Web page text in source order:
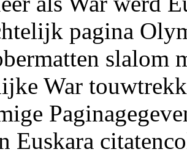
pagina
slalom
War
Euskara